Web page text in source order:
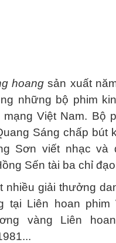
hoang sản xuất
những bộ phim
Việt Nam. Bộ
Sáng chấp bút
Sơn viết nhạc và
Sến tài ba chỉ
nhiều giải thưởng
tại Liên hoan phim
vàng Liên